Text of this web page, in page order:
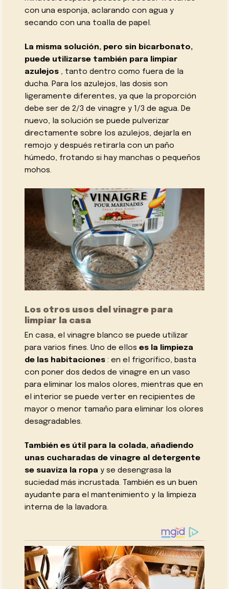
con una esponja, aclarando con agua y
secando con una toalla de papel.
La misma solución, pero sin bicarbonato,
puede utilizarse también para limpiar
azulejos , tanto dentro como fuera de la
ducha. Para los azulejos, las dosis son
ligeramente diferentes, ya que la proporción
debe ser de 2/3 de vinagre y 1/3 de agua. De
nuevo, la solución se puede pulverizar
directamente sobre los azulejos, dejarla en
remojo y después retirarla con un paño
húmedo, frotando si hay manchas o pequeños
mohos.
Los otros usos del vinagre para
limpiar la casa
En casa, el vinagre blanco se puede utilizar
para varios fines. Uno de elloses la limpieza
de las habitaciones : en el frigorífico, basta
con poner dos dedos de vinagre en un vaso
para eliminar los malos olores, mientras que en
el interior se puede verter en recipientes de
mayor o menor tamaño para eliminar los olores
desagradables.
También es útil para la colada, añadiendo
unas cucharadas de vinagre al detergente
se suaviza la ropa y se desengrasa la
suciedad más incrustada. También es un buen
ayudante para el mantenimiento y la limpieza
interna de la lavadora.